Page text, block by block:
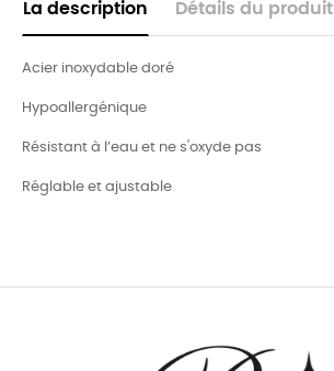
La description Détails du produit
Acier inoxydable doré
Hypoallergénique
Résistant à l’eau et ne s'oxyde pas
Réglable et ajustable